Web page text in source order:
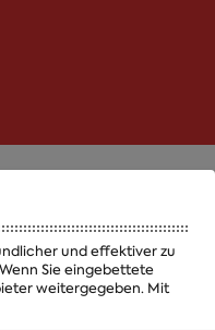
Ausbildung
Fragen
und effektiver zu
Sie eingebettete
weitergegeben. Mit